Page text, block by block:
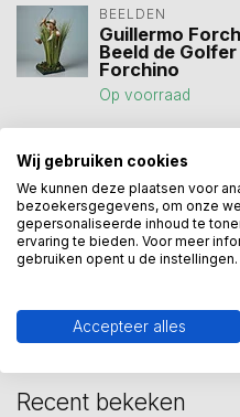
BEELDEN
Guillermo
Beeld de
Forchino
Op voorraad
Heeft u een
Recent bekeken
Wij gebruiken cookies
We kunnen deze plaatsen voor
bezoekersgegevens, om onze
gepersonaliseerde inhoud te
ervaring te bieden. Voor meer
gebruiken opent u de instellingen.
Accepteer alles